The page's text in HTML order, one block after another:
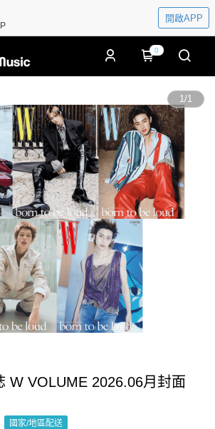
開啟APP
0
1/1
W VOLUME 2026.06月封面
國家/地區配送